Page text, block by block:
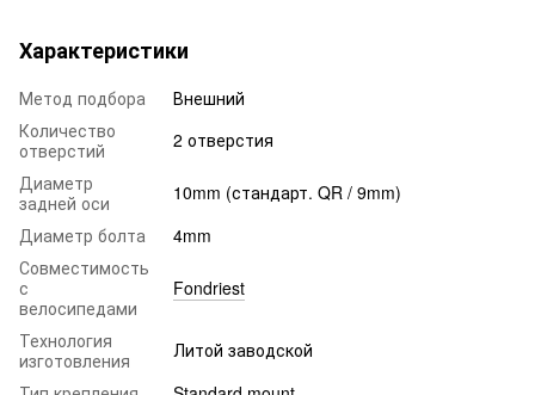
Характеристики
Метод подбора
Внешний
Количество
отверстий
2 отверстия
Диаметр
задней оси
10mm (стандарт. QR / 9mm)
Диаметр болта
4mm
Совместимость
с
велосипедами
Fondriest
Технология
изготовления
Литой заводской